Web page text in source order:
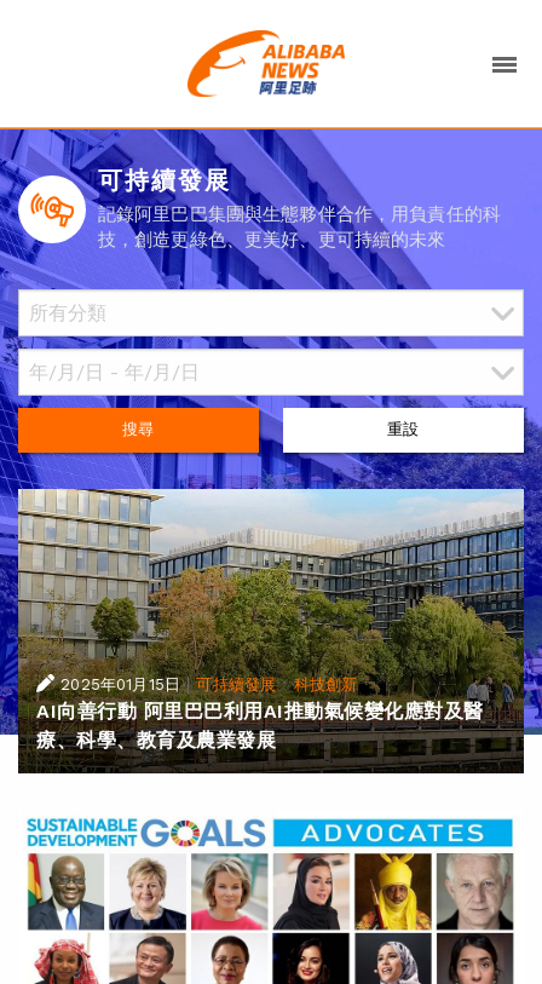
可持續發展
記錄阿里巴巴集團與生態夥伴合作，用負責任的科
技，創造更綠色、更美好、更可持續的未來
搜尋 重設
2025年01月15日 |可持續發展·科技創新
AI向善行動 阿里巴巴利用AI推動氣候變化應對及醫
療、科學、教育及農業發展